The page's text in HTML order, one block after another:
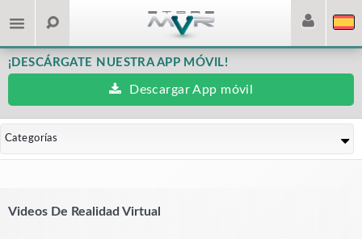
¡DESCÁRGATE NUESTRA APP MÓVIL!
Descargar App móvil
Categorías
Videos De Realidad Virtual